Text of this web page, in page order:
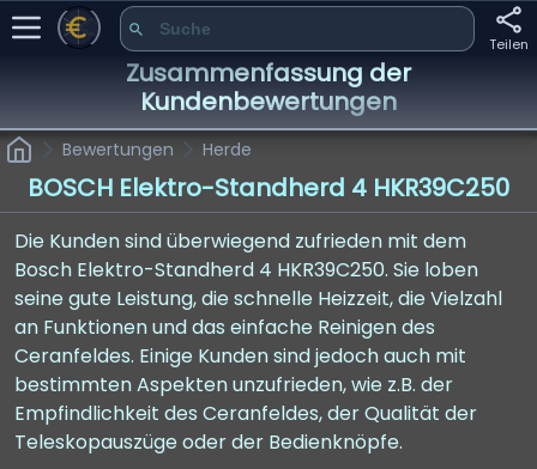
Teilen
Zusammenfassung der
Kundenbewertungen
Bewertungen Herde
BOSCH Elektro-Standherd 4 HKR39C250
Die Kunden sind überwiegend zufrieden mit dem
Bosch Elektro-Standherd 4 HKR39C250. Sie loben
seine gute Leistung, die schnelle Heizzeit, die Vielzahl
an Funktionen und das einfache Reinigen des
Ceranfeldes. Einige Kunden sind jedoch auch mit
bestimmten Aspekten unzufrieden, wie z.B. der
Empfindlichkeit des Ceranfeldes, der Qualität der
Teleskopauszüge oder der Bedienknöpfe.